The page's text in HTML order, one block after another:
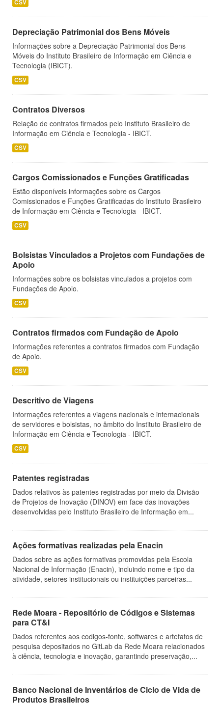
CSV
Depreciação Patrimonial dos Bens Móveis
Informações sobre a Depreciação Patrimonial dos Bens
Móveis do Instituto Brasileiro de Informação em Ciência e
Tecnologia (IBICT).
CSV
Contratos Diversos
Relação de contratos firmados pelo Instituto Brasileiro de
Informação em Ciência e Tecnologia - IBICT.
CSV
Cargos Comissionados e Funções Gratificadas
Estão disponíveis informações sobre os Cargos
Comissionados e Funções Gratificadas do Instituto Brasileiro
de Informação em Ciência e Tecnologia - IBICT.
CSV
Bolsistas Vinculados a Projetos com Fundações de
Apoio
Informações sobre os bolsistas vinculados a projetos com
Fundações de Apoio.
CSV
Contratos firmados com Fundação de Apoio
Informações referentes a contratos firmados com Fundação
de Apoio.
CSV
Descritivo de Viagens
Informações referentes a viagens nacionais e internacionais
de servidores e bolsistas, no âmbito do Instituto Brasileiro de
Informação em Ciência e Tecnologia - IBICT.
CSV
Patentes registradas
Dados relativos às patentes registradas por meio da Divisão
de Projetos de Inovação (DINOV) em face das inovações
desenvolvidas pelo Instituto Brasileiro de Informação em...
Ações formativas realizadas pela Enacin
Dados sobre as ações formativas promovidas pela Escola
Nacional de Informação (Enacin), incluindo nome e tipo da
atividade, setores institucionais ou instituições parceiras...
Rede Moara - Repositório de Códigos e Sistemas
para CT&I
Dados referentes aos codigos-fonte, softwares e artefatos de
pesquisa depositados no GitLab da Rede Moara relacionados
à ciência, tecnologia e inovação, garantindo preservação,...
Banco Nacional de Inventários de Ciclo de Vida de
Produtos Brasileiros